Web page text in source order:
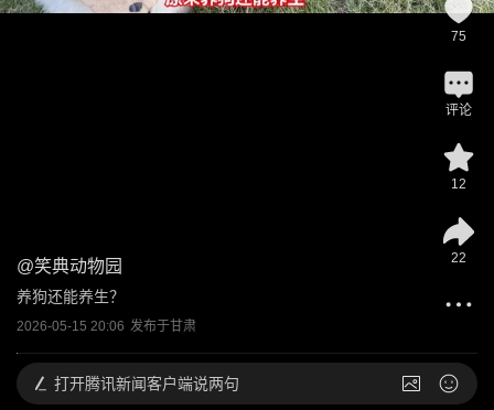
@笑典动物园
养狗还能养生？
2026-05-15 20:06 发布于甘肃
75
评论
12
22
打开腾讯新闻客户端说两句